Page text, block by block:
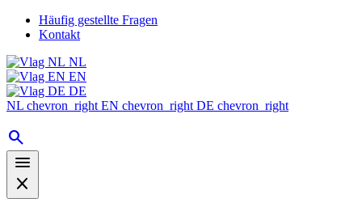
Häufig gestellte Fragen
Kontakt
NL
EN
DE
NL chevron_right EN chevron_right DE chevron_right
search
menu
close